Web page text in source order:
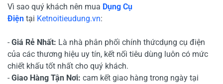
Vì sao quý khách nên mua Dụng Cụ
Điện tại Ketnoitieudung.vn:
- Giá Rẻ Nhất: Là nhà phân phối chính thứcdụng cụ điện
của các thương hiệu uy tín, kết nối tiêu dùng luôn có mức
chiết khấu tốt nhất cho quý khách.
- Giao Hàng Tận Nơi: cam kết giao hàng trong ngày tại